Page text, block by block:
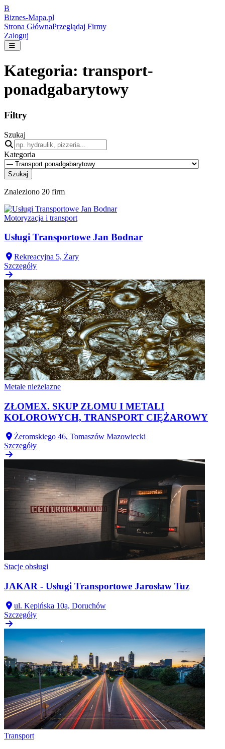
B
Biznes-Mapa.pl
Strona GłównaPrzeglądaj Firmy
Zaloguj
Kategoria: transport-
ponadgabarytowy
Filtry
Szukaj
Kategoria
Szukaj
Znaleziono 20 firm
Motoryzacja i transport
Usługi Transportowe Jan Bodnar
Rekreacyjna 5, Żary
Szczegóły
Metale nieżelazne
ZŁOMEX. SKUP ZŁOMU I METALI
KOLOROWYCH, TRANSPORT CIĘŻAROWY
Żeromskiego 46, Tomaszów Mazowiecki
Szczegóły
Stacje obsługi
JAKAR - Usługi Transportowe Jarosław Tuz
ul. Kepińska 10a, Doruchów
Szczegóły
Transport